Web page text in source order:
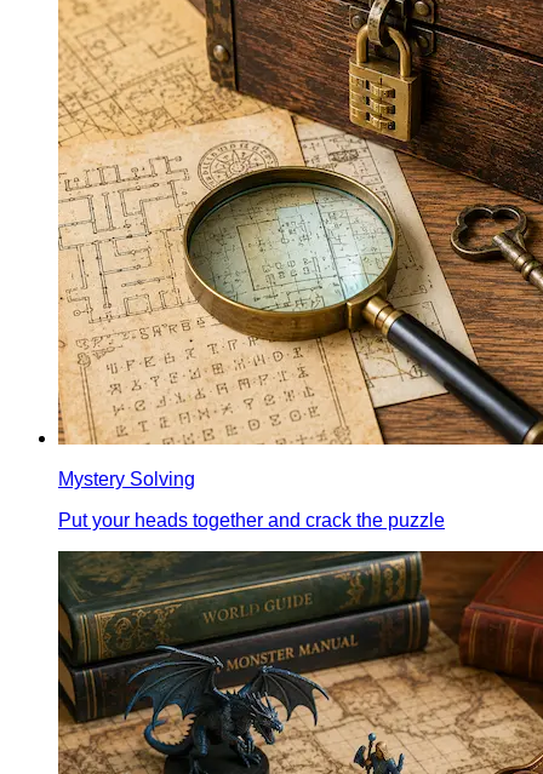
Mystery Solving
Put your heads together and crack the puzzle